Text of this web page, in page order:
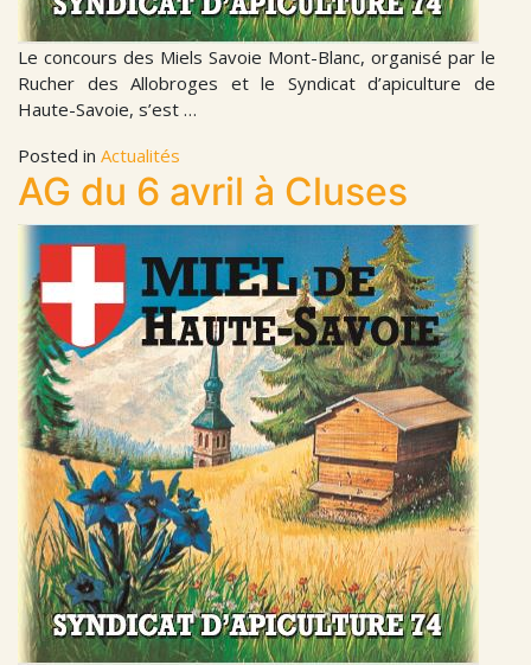
Le concours des Miels Savoie Mont-Blanc, organisé par le
Rucher des Allobroges et le Syndicat d’apiculture de
Haute-Savoie, s’est …
Posted in Actualités
AG du 6 avril à Cluses